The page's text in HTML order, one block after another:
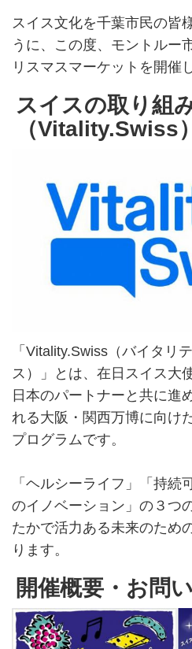
スイス文化を千葉市民の皆
うに、この度、モントルー
リスマスマーケットを開催
スイスの取り組
（Vitality.Swiss）
「Vitality.Swiss（バイタリ
ス）」とは、在日スイス大
日本のパートナーと共に進
れる大阪・関西万博に向け
プログラムです。
「ヘルシーライフ」「持続
のイノベーション」の３つ
たかで活力ある未来のため
ります。
開催概要・お問